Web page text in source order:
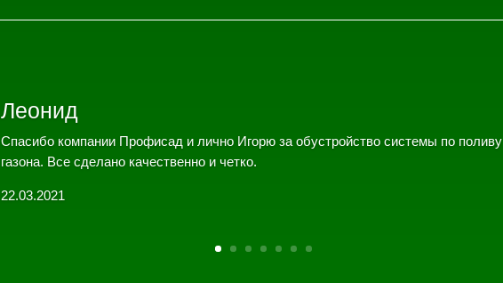
Леонид
Спасибо компании Профисад и лично Игорю за обустройство системы по поливу
газона. Все сделано качественно и четко.
22.03.2021